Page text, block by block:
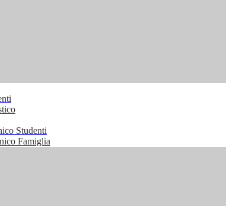
Studenti
Famiglia